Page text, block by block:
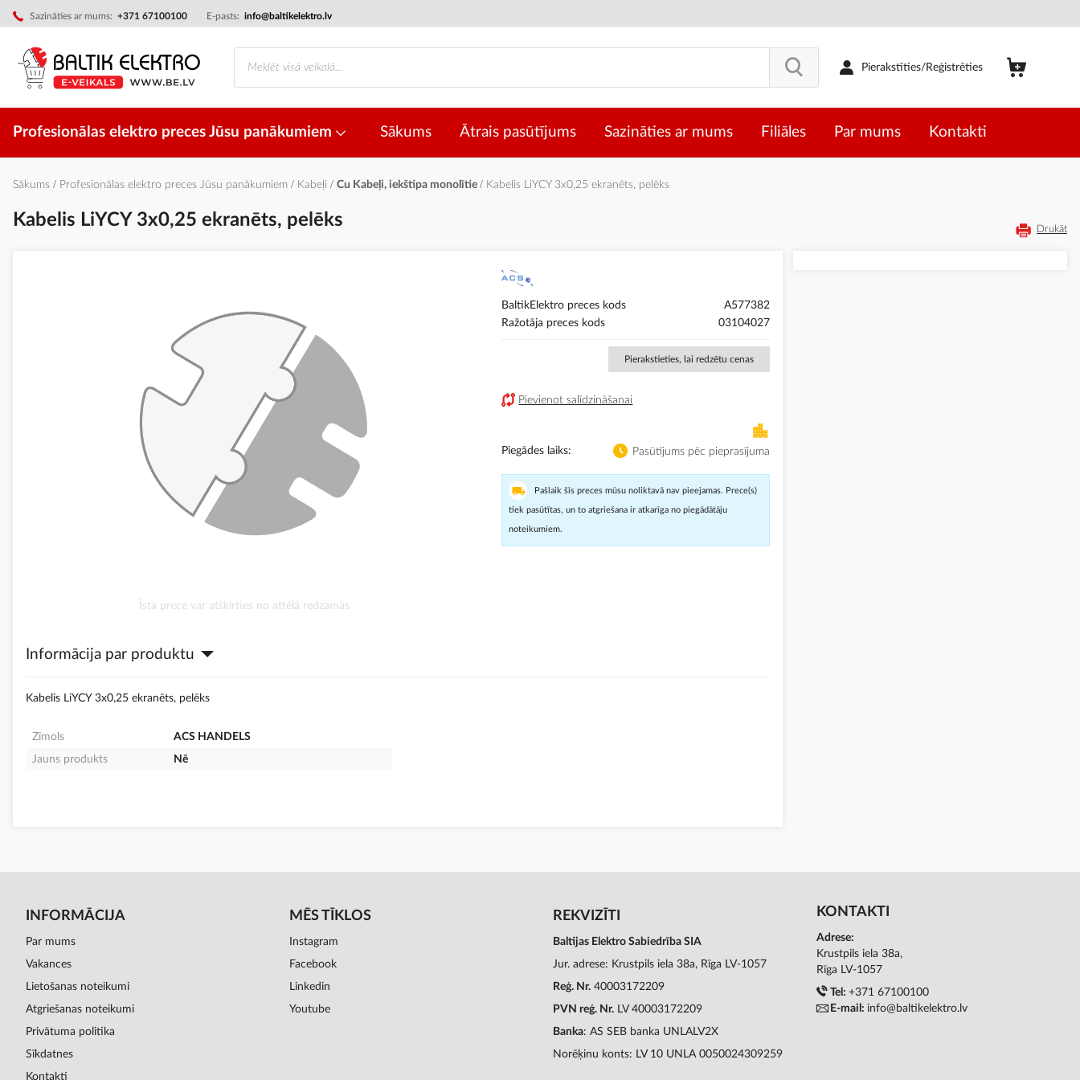
Sazināties ar mums: +371 67100100 E-pasts: info@baltikelektro.lv
Skip
to
Content
Pierakstīties/Reģistrēties
Profesionālas elektro preces Jūsu panākumiem Sākums Ātrais pasūtījums Sazināties ar mums Filiāles Par mums Kontakti
Sākums Profesionālas elektro preces Jūsu panākumiem Kabeļi Cu Kabeļi, iekštipa monolītie Kabelis LiYCY 3x0,25 ekranēts, pelēks
Kabelis LiYCY 3x0,25 ekranēts, pelēks Drukāt
sākumu
Īsta prece var atšķirties no attēlā redzamās
BaltikElektro preces kods
A577382
Ražotāja preces kods
03104027
Pierakstieties, lai redzētu cenas
Pievienot salīdzināšanai
Piegādes laiks Pasūtījums pēc pieprasījuma
Pašlaik šīs preces mūsu noliktavā nav pieejamas. Prece(s)
tiek pasūtītas, un to atgriešana ir atkarīga no piegādātāju
noteikumiem.
Informācija par produktu
Kabelis LiYCY 3x0,25 ekranēts, pelēks
Zīmols
ACS HANDELS
Jauns produkts
Nē
INFORMĀCIJA
Par mums
Vakances
Lietošanas noteikumi
Atgriešanas noteikumi
Privātuma politika
Sīkdatnes
Kontakti
MĒS TĪKLOS
Instagram
Facebook
Linkedin
Youtube
REKVIZĪTI
Baltijas Elektro Sabiedrība SIA
Jur. adrese: Krustpils iela 38a, Rīga LV-1057
Reģ. Nr. 40003172209
PVN reģ. Nr. LV 40003172209
Banka: AS SEB banka UNLALV2X
Norēķinu konts: LV 10 UNLA 0050024309259
KONTAKTI
Adrese:
Krustpils iela 38a,
Rīga LV-1057
Tel: +371 67100100
E-mail: info@baltikelektro.lv